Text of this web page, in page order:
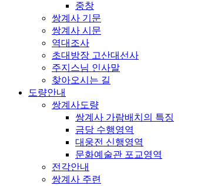
중창
쌍계사 기문
쌍계사 시문
역대조사
초대방장 고산대선사
주지스님 인사말
찾아오시는 길
도량안내
쌍계사도량
쌍계사 가람배치의 특징
금당 수행영역
대웅전 신행영역
문화예술관 포교영역
전각안내
쌍계사 주련